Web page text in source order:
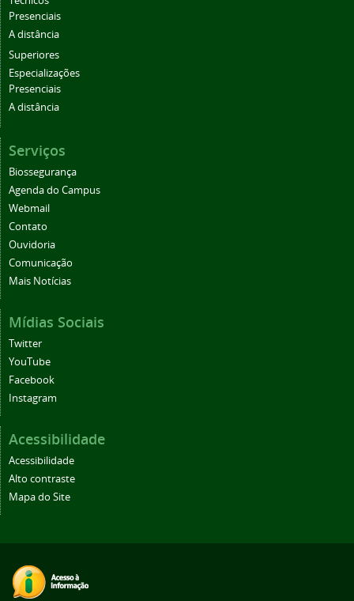
Presenciais
A distância
Superiores
Especializações
Presenciais
A distância
Serviços
Biossegurança
Agenda do Campus
Webmail
Contato
Ouvidoria
Comunicação
Mais Notícias
Mídias Sociais
Twitter
YouTube
Facebook
Instagram
Acessibilidade
Acessibilidade
Alto contraste
Mapa do Site